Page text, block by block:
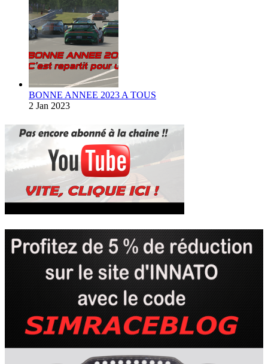
BONNE ANNEE 2023 A TOUS
2 Jan 2023